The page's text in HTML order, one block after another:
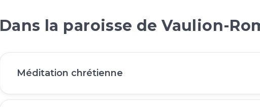
Dans la paroisse de Vaulion-
Méditation chrétienne